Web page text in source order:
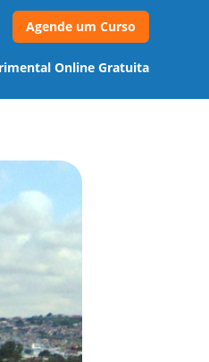
Online Gratuita
Agende um Curso